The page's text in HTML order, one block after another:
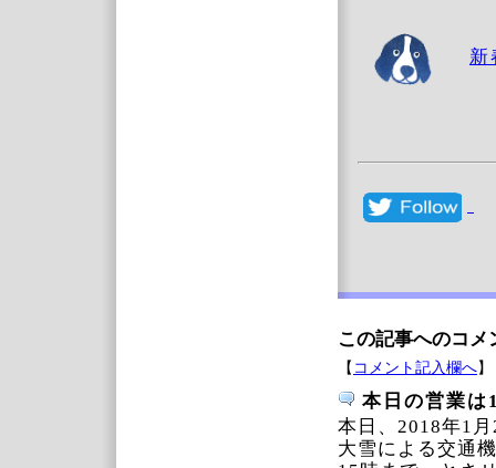
この記事へのコメ
【 コメント記入欄へ】
本日の営業は
本日、2018年1
大雪による交通